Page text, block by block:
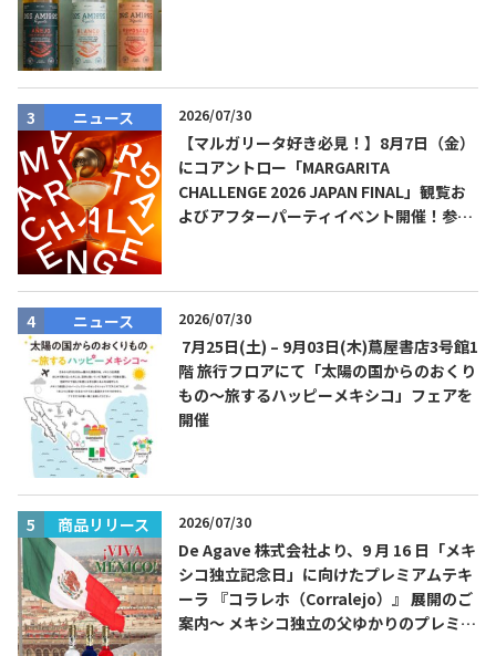
TEQUILA JOURNAL
About
テキーラのつくり方
テキーラの飲み方
メキシコ料理 メキシコ旅行
メキシコの記念日
ニュース 2026/07/30
【マルガリータ好き必見！】8月7日（金）
にコアントロー「MARGARITA
CHALLENGE 2026 JAPAN FINAL」観覧お
よびアフターパーティイベント開催！参加
ニュース 2026/07/30
7月25日(土) – 9月03日(木)蔦屋書店3号館1
階 旅行フロアにて「太陽の国からのおくり
もの～旅するハッピーメキシコ」フェアを
開催
商品リリース 2026/07/30
De Agave 株式会社より、9 月 16 日「メキ
シコ独立記念日」に向けたプレミアムテキ
ーラ 『コラレホ（Corralejo）』 展開のご
案内〜 メキシコ独立の父ゆかりのプレミア